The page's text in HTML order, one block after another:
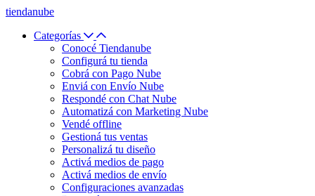
tiendanube
Categorías
Conocé Tiendanube
Configurá tu tienda
Cobrá con Pago Nube
Enviá con Envío Nube
Respondé con Chat Nube
Automatizá con Marketing Nube
Vendé offline
Gestioná tus ventas
Personalizá tu diseño
Activá medios de pago
Activá medios de envío
Configuraciones avanzadas